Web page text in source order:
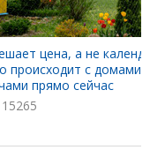
цена, а не
происходит с домами
прямо сейчас
15265